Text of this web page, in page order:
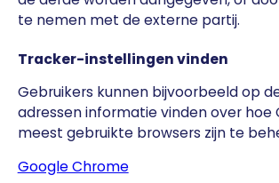
te nemen met de externe partij.
Tracker-instellingen vinden
Gebruikers kunnen bijvoorbeeld op
adressen informatie vinden over hoe
meest gebruikte browsers zijn te
Google Chrome